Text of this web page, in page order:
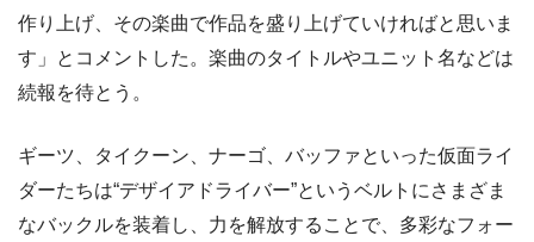
作り上げ、その楽曲で作品を盛り上げていければと思いま
す」とコメントした。楽曲のタイトルやユニット名などは
続報を待とう。
ギーツ、タイクーン、ナーゴ、バッファといった仮面ライ
ダーたちは“デザイアドライバー”というベルトにさまざま
なバックルを装着し、力を解放することで、多彩なフォー